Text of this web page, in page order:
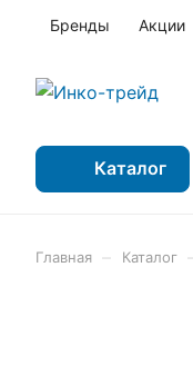
Бренды Акции
Каталог
Главная Каталог